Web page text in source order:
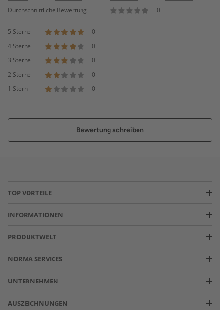
Durchschnittliche Bewertung 0
5 Sterne
0
4 Sterne
0
3 Sterne
0
2 Sterne
0
1 Stern
0
Bewertung schreiben
TOP VORTEILE
INFORMATIONEN
PRODUKTWELT
NORMA SERVICES
UNTERNEHMEN
AUSZEICHNUNGEN